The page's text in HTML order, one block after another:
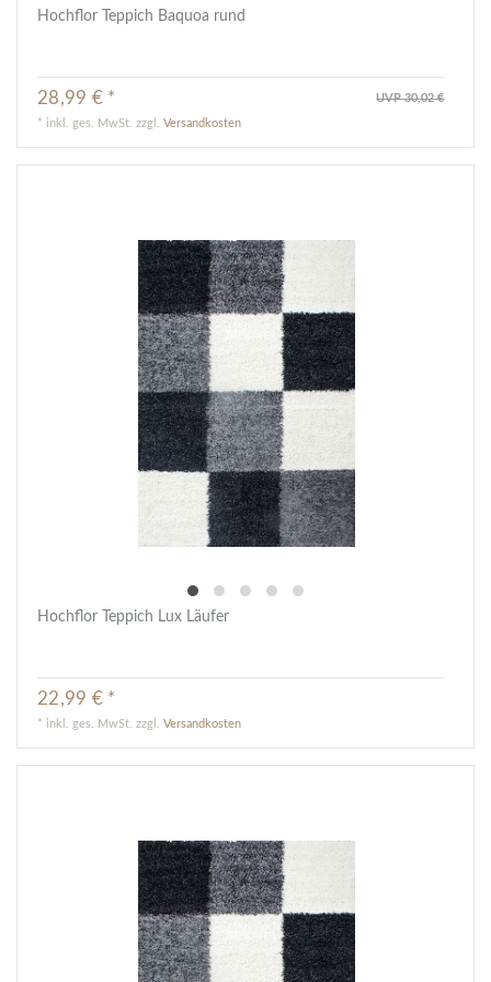
Hochflor Teppich Baquoa rund
UVP 30,02 €
28,99 € *
* inkl. ges. MwSt. zzgl.Versandkosten
Hochflor Teppich Lux Läufer
22,99 € *
* inkl. ges. MwSt. zzgl.Versandkosten